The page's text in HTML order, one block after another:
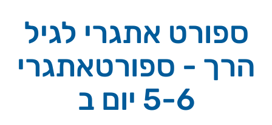
ספורט אתגרי לגיל
הרך - ספורטאתגרי
5-6 יום ב